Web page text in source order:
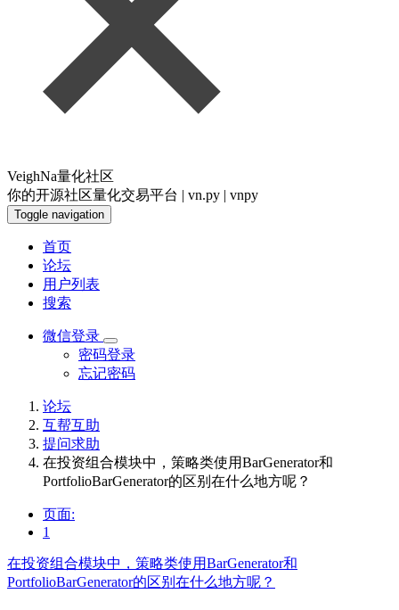
VeighNa量化社区
你的开源社区量化交易平台 | vn.py | vnpy
Toggle navigation
首页
论坛
用户列表
搜索
微信登录
密码登录
忘记密码
论坛
互帮互助
提问求助
在投资组合模块中，策略类使用BarGenerator和
PortfolioBarGenerator的区别在什么地方呢？
页面:
1
在投资组合模块中，策略类使用BarGenerator和
PortfolioBarGenerator的区别在什么地方呢？